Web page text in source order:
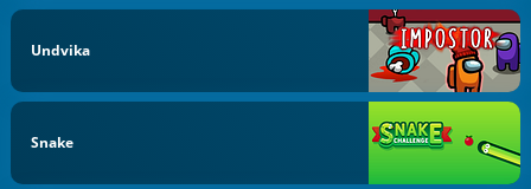
Undvika
Snake